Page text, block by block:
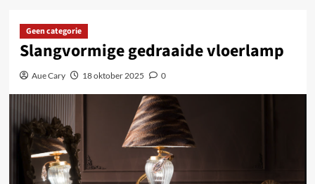
Geen categorie
Slangvormige gedraaide vloerlamp
Aue Cary 18 oktober 2025 0